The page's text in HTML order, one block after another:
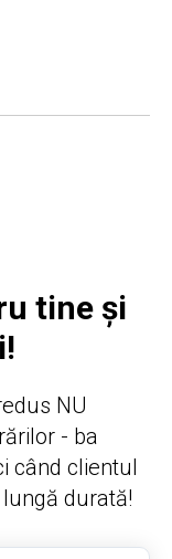
tine și
NU
- ba
când clientul
durată!